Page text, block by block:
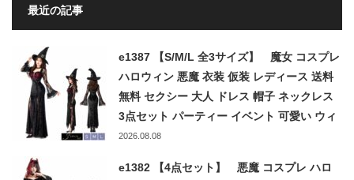
最近の記事
e1387 【S/M/L 全3サイズ】 魔女 コスプレ
ハロウィン 悪魔 衣装 仮装 レディース 送料
無料 セクシー 大人 ドレス 帽子 ネックレス
3点セット パーティー イベント 可愛い ウィ
ッチ デビル ブラック 黒 halloween
2026.08.08
e1382 【4点セット】 悪魔 コスプレ ハロ